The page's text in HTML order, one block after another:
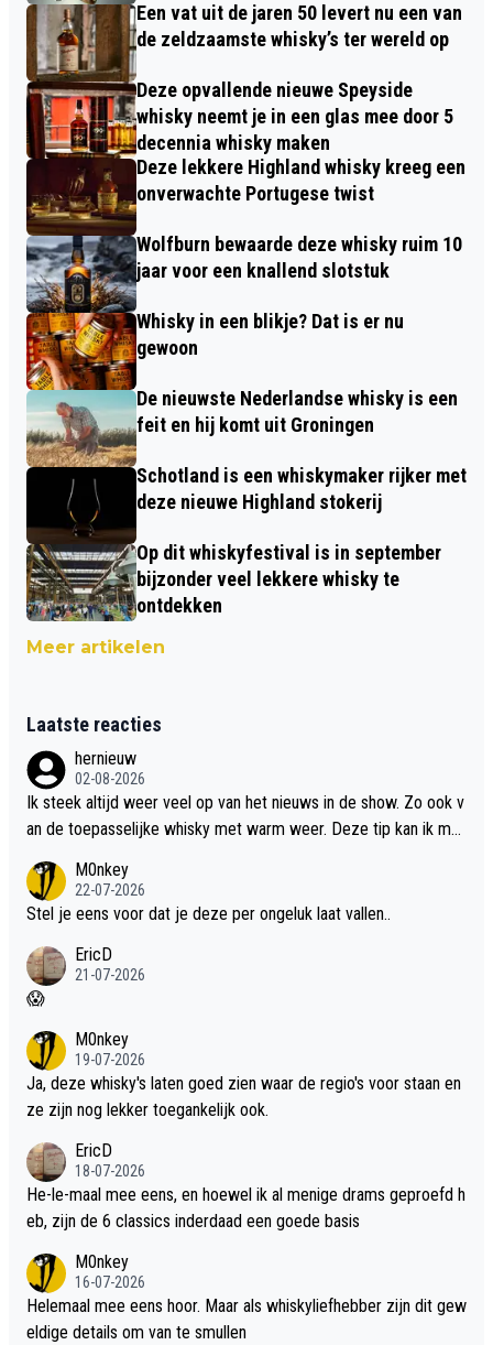
Een vat uit de jaren 50 levert nu een van
de zeldzaamste whisky’s ter wereld op
Deze opvallende nieuwe Speyside
whisky neemt je in een glas mee door 5
decennia whisky maken
Deze lekkere Highland whisky kreeg een
onverwachte Portugese twist
Wolfburn bewaarde deze whisky ruim 10
jaar voor een knallend slotstuk
Whisky in een blikje? Dat is er nu
gewoon
De nieuwste Nederlandse whisky is een
feit en hij komt uit Groningen
Schotland is een whiskymaker rijker met
deze nieuwe Highland stokerij
Op dit whiskyfestival is in september
bijzonder veel lekkere whisky te
ontdekken
Meer artikelen
Laatste reacties
hernieuw
02-08-2026
Ik steek altijd weer veel op van het nieuws in de show. Zo ook v
an de toepasselijke whisky met warm weer. Deze tip kan ik met
M0nkey
22-07-2026
Stel je eens voor dat je deze per ongeluk laat vallen..
EricD
21-07-2026
😱
M0nkey
19-07-2026
Ja, deze whisky's laten goed zien waar de regio's voor staan en
ze zijn nog lekker toegankelijk ook.
EricD
18-07-2026
He-le-maal mee eens, en hoewel ik al menige drams geproefd h
eb, zijn de 6 classics inderdaad een goede basis
M0nkey
16-07-2026
Helemaal mee eens hoor. Maar als whiskyliefhebber zijn dit gew
eldige details om van te smullen